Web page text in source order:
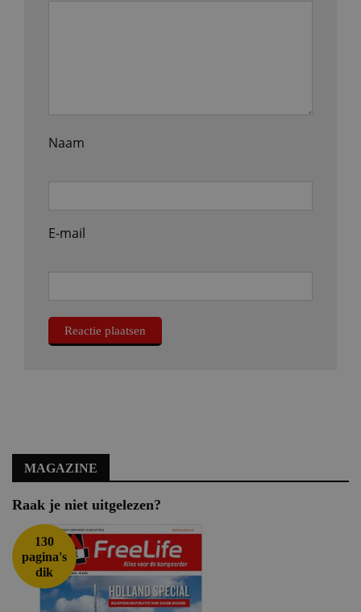
Naam
E-mail
MAGAZINE
Raak je niet uitgelezen?
130
pagina's
dik